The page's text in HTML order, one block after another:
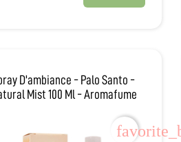
D'ambiance - Palo Santo -
Mist 100 Ml - Aromafume